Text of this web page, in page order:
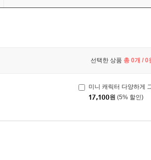
선택한 상품 총 0개 / 0
미니 캐릭터 다양하게
17,100원 (5% 할인)